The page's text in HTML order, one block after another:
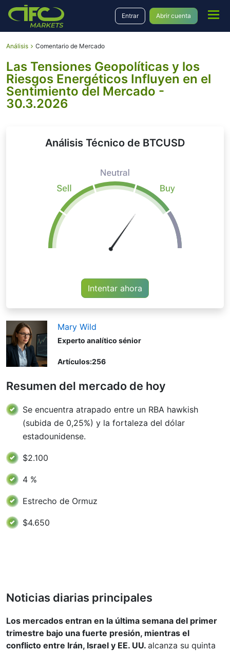
Entrar Abrir cuenta
Análisis Comentario de Mercado
Las Tensiones Geopolíticas y los
Riesgos Energéticos Influyen en el
Sentimiento del Mercado -
30.3.2026
Análisis Técnico de BTCUSD
Intentar ahora
Mary Wild
Experto analítico sénior
Artículos:256
Resumen del mercado de hoy
Se encuentra atrapado entre un RBA hawkish
(subida de 0,25%) y la fortaleza del dólar
estadounidense.
$2.100
4 %
Estrecho de Ormuz
$4.650
Noticias diarias principales
Los mercados entran en la última semana del primer
trimestre bajo una fuerte presión, mientras el
conflicto entre Irán, Israel y EE. UU. alcanza su quinta